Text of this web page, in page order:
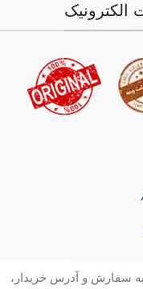
الکترونیک
سفارش و آدرس خریدار،